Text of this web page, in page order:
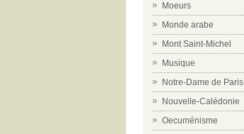
Moeurs
Monde arabe
Mont Saint-Michel
Musique
Notre-Dame de Paris
Nouvelle-Calédonie
Oecuménisme